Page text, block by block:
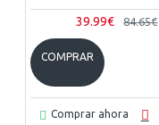
39.99€ 84.65€
COMPRAR
Comprar ahora